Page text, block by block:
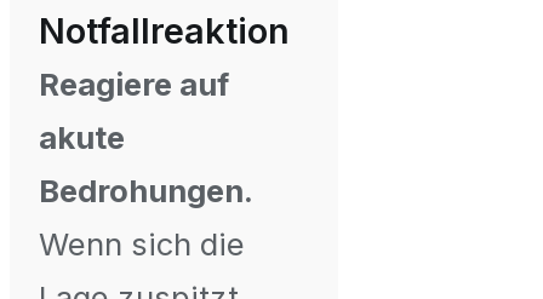
Notfallreaktion
Reagiere auf
akute
Bedrohungen.
Wenn sich die